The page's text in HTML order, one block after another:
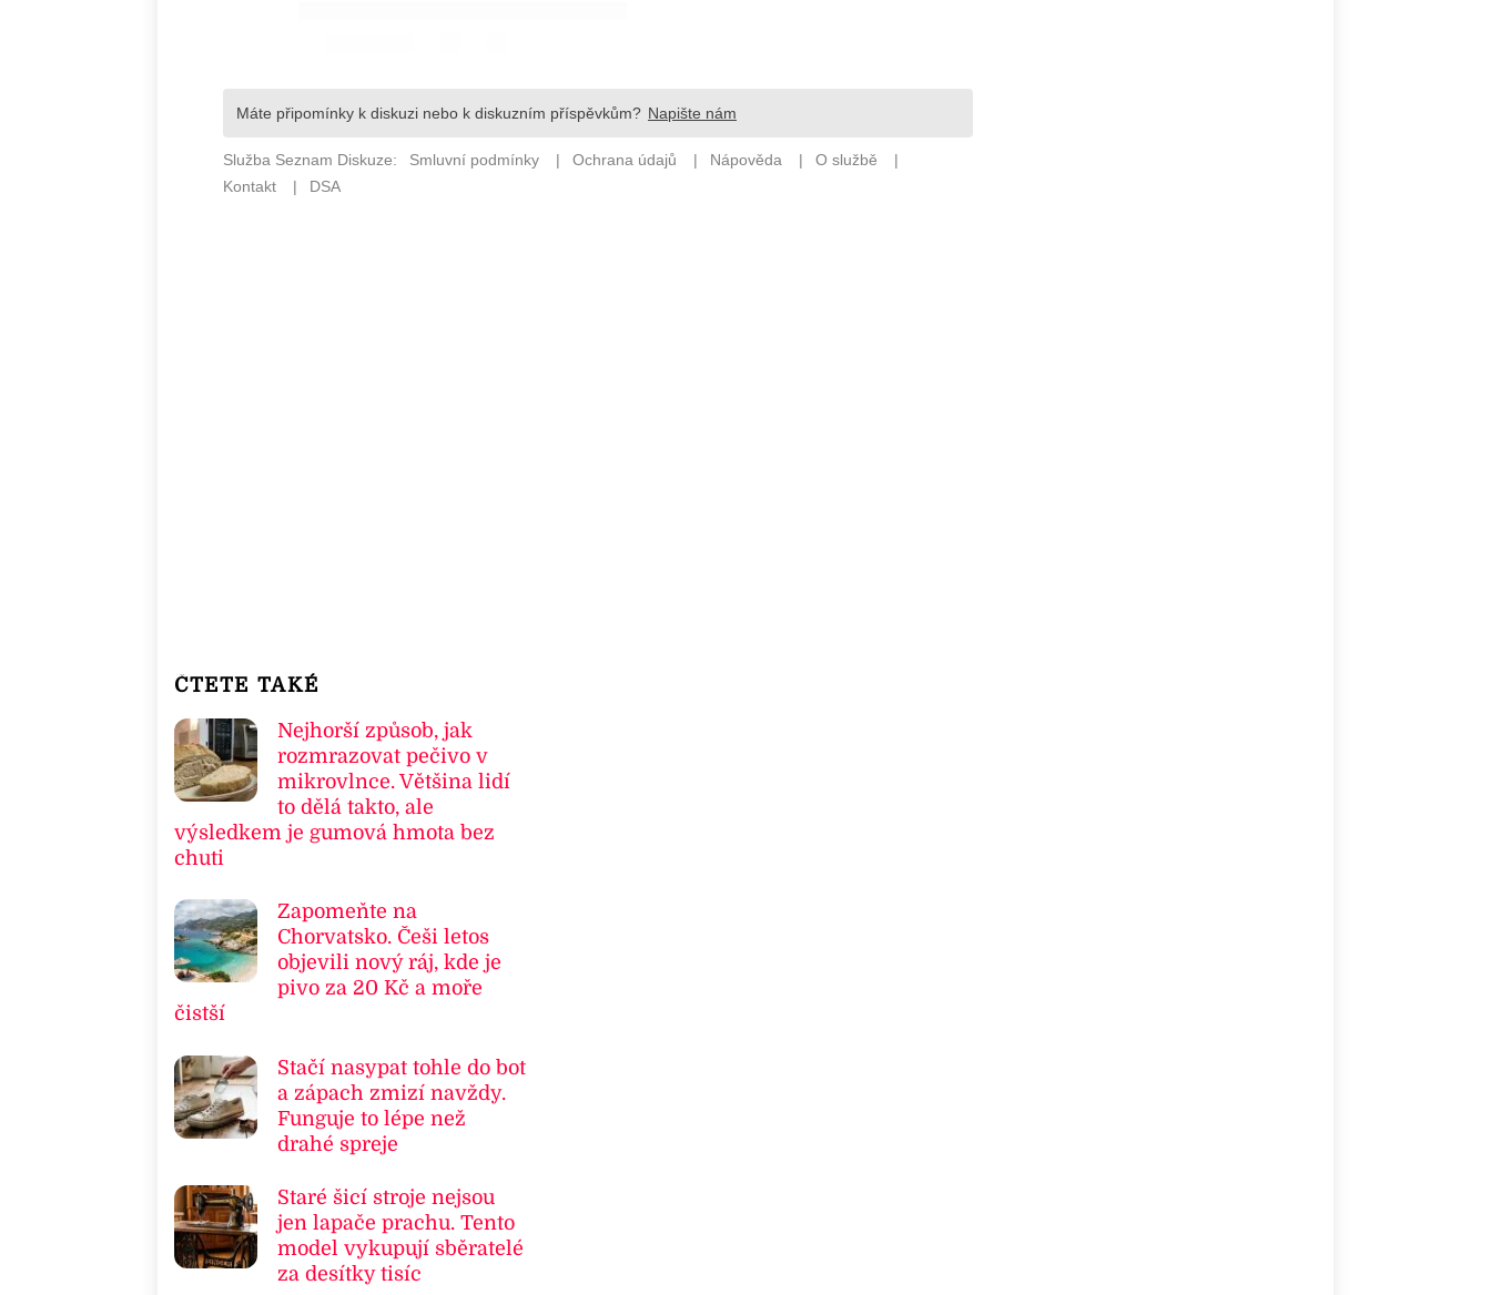
ČTETE TAKÉ
Nejhorší způsob, jak
rozmrazovat pečivo v
mikrovlnce. Většina lidí
to dělá takto, ale
výsledkem je gumová hmota bez
chuti
Zapomeňte na
Chorvatsko. Češi letos
objevili nový ráj, kde je
pivo za 20 Kč a moře
čistší
Stačí nasypat tohle do bot
a zápach zmizí navždy.
Funguje to lépe než
drahé spreje
Staré šicí stroje nejsou
jen lapače prachu. Tento
model vykupují sběratelé
za desítky tisíc